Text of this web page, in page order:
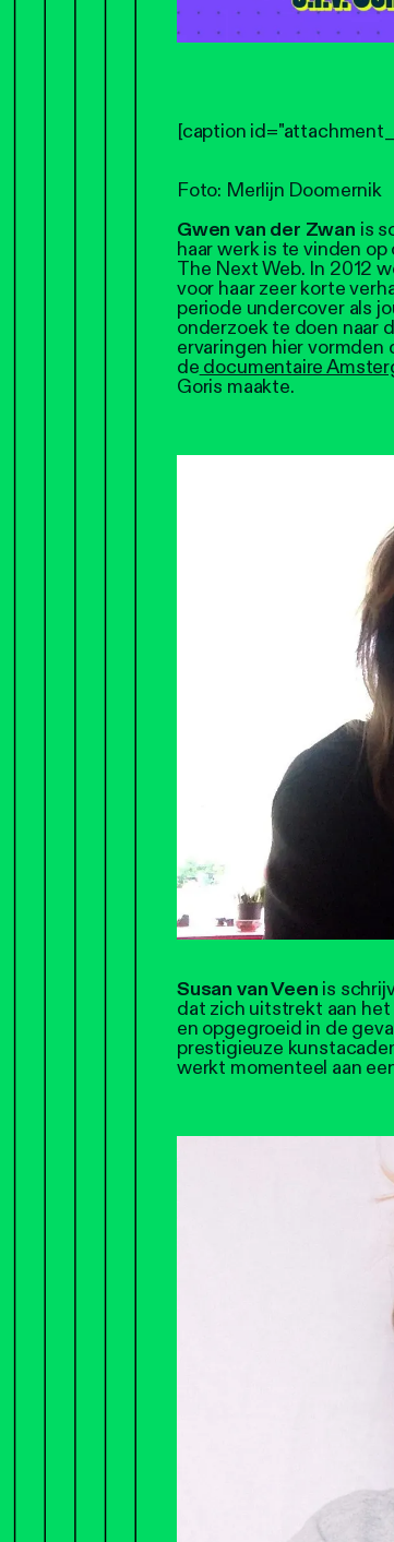
[caption
Foto: Merlijn Doomernik
Gwen van der Zwan is
haar werk is te vinden
The Next Web. In 2012
voor haar zeer korte
periode undercover als
onderzoek te doen naar
ervaringen hier vormden
de documentaire
Goris maakte.
Susan van Veen is
dat zich uitstrekt aan
en opgegroeid in de
prestigieuze
werkt momenteel aan